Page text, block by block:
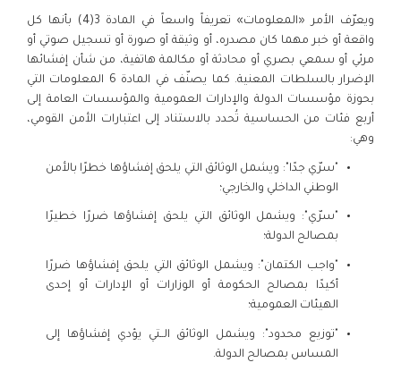
ويعرّف الأمر «المعلومات» تعريفاً واسعاً في المادة 3(4) بأنها كل
واقعة أو خبر مهما كان مصدره، أو وثيقة أو صورة أو تسجيل صوتي أو
مرئي أو سمعي بصري أو محادثة أو مكالمة هاتفية، من شأن إفشائها
الإضرار بالسلطات المعنية. كما يصنّف في المادة 6 المعلومات التي
بحوزة مؤسسات الدولة والإدارات العمومية والمؤسسات العامة إلى
أربع فئات من الحساسية تُحدد بالاستناد إلى اعتبارات الأمن القومي،
وهي:
"سرّي جدًا": ويشمل الوثائق التي يلحق إفشاؤها خطرًا بالأمن
الوطني الداخلي والخارجي؛
"سرّي": ويشمل الوثائق التي يلحق إفشاؤها ضررًا خطيرًا
بمصالح الدولة؛
"واجب الكتمان": ويشمل الوثائق التي يلحق إفشاؤها ضررًا
أكيدًا بمصالح الحكومة أو الوزارات أو الإدارات أو إحدى
الهيئات العمومية؛
"توزيع محدود": ويشمل الوثائق الــتي يؤدي إفشاؤها إلى
المساس بمصالح الدولة.